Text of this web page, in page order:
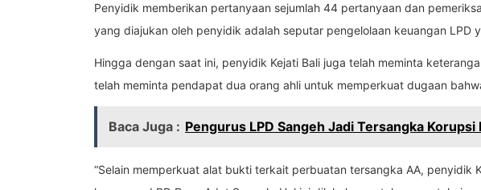
Penyidik memberikan pertanyaan sejumlah 44 pertanyaan dan
yang diajukan oleh penyidik adalah seputar pengelolaan keuangan LPD
Hingga dengan saat ini, penyidik Kejati Bali juga telah meminta
telah meminta pendapat dua orang ahli untuk memperkuat dugaan
Baca Juga : Pengurus LPD Sangeh Jadi Tersangka Korupsi
“Selain memperkuat alat bukti terkait perbuatan tersangka AA,